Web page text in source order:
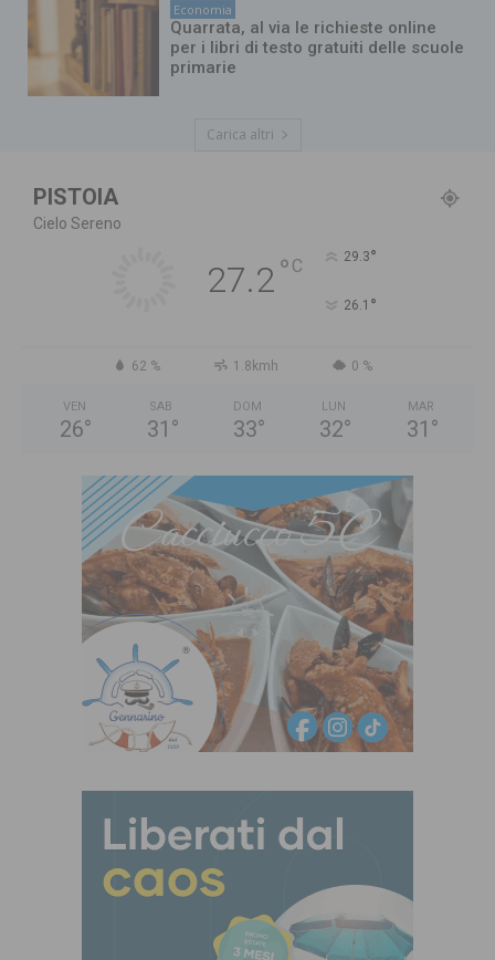
Economia
Quarrata, al via le richieste online
per i libri di testo gratuiti delle scuole
primarie
Carica altri
PISTOIA
Cielo Sereno
27.2° C 29.3°
26.1 °
62 % 1.8kmh 0 %
VEN
26°
SAB
31 °
DOM
33°
LUN
32°
MAR
31 °